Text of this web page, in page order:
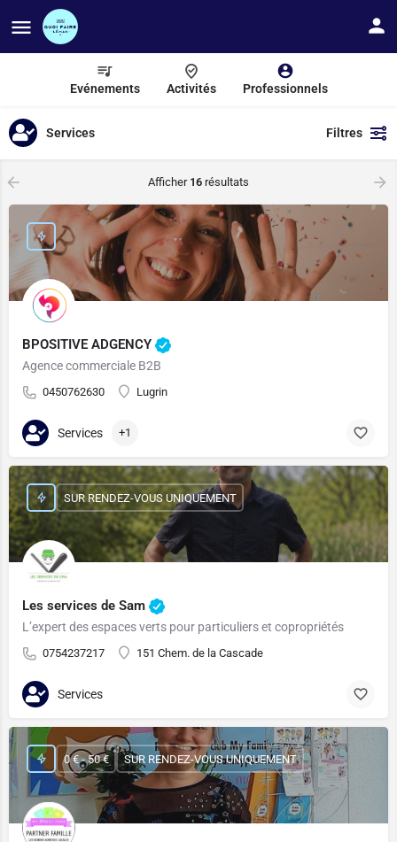
Evénements Activités Professionnels
Services Filtres
Afficher 16 résultats
BPOSITIVE ADGENCY
Agence commerciale B2B
0450762630 Lugrin
Services +1
Les services de Sam
L’expert des espaces verts pour particuliers et copropriétés
0754237217 151 Chem. de la Cascade
SUR RENDEZ-VOUS UNIQUEMENT
Services
0 € - 50 € SUR RENDEZ-VOUS UNIQUEMENT